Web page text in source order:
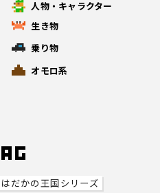
人物・キャラクター
生き物
乗り物
オモロ系
はだかの王国シリーズ